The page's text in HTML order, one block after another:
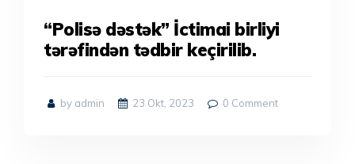
“Polisə dəstək” İctimai birliyi
tərəfindən tədbir keçirilib.
by admin 23 Okt, 2023 0 Comment